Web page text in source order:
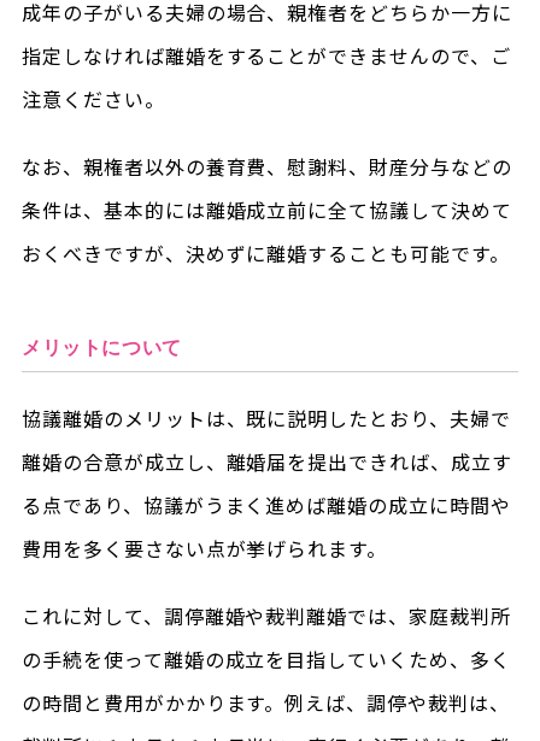
成年の子がいる夫婦の場合、親権者をどちらか一方に
指定しなければ離婚をすることができませんので、ご
注意ください。
なお、親権者以外の養育費、慰謝料、財産分与などの
条件は、基本的には離婚成立前に全て協議して決めて
おくべきですが、決めずに離婚することも可能です。
メリットについて
協議離婚のメリットは、既に説明したとおり、夫婦で
離婚の合意が成立し、離婚届を提出できれば、成立す
る点であり、協議がうまく進めば離婚の成立に時間や
費用を多く要さない点が挙げられます。
これに対して、調停離婚や裁判離婚では、家庭裁判所
の手続を使って離婚の成立を目指していくため、多く
の時間と費用がかかります。例えば、調停や裁判は、